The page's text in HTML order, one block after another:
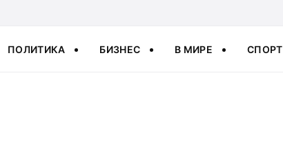
ПОЛИТИКА БИЗНЕС В МИРЕ СПОРТ